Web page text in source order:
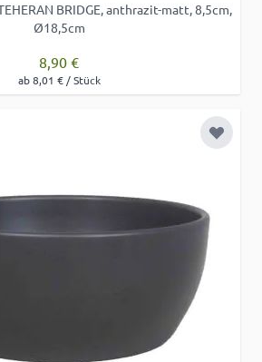
BRIDGE, anthrazit-matt, 8,5cm,
Ø18,5cm
8,90 €
ab 8,01 € / Stück
Zur